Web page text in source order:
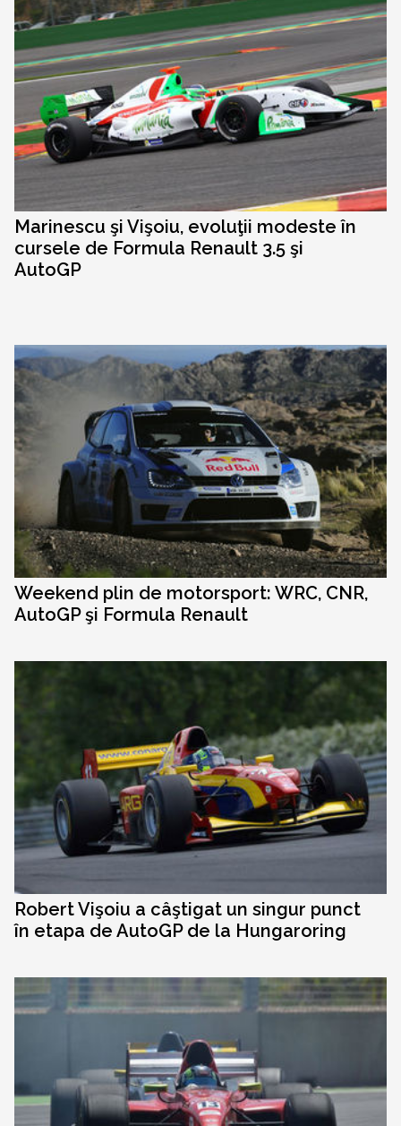
Marinescu şi Vişoiu, evoluţii modeste în
cursele de Formula Renault 3.5 şi
AutoGP
Weekend plin de motorsport: WRC, CNR,
AutoGP şi Formula Renault
Robert Vişoiu a câştigat un singur punct
în etapa de AutoGP de la Hungaroring